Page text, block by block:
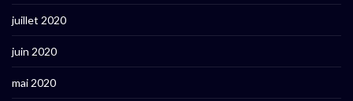
juillet 2020
juin 2020
mai 2020